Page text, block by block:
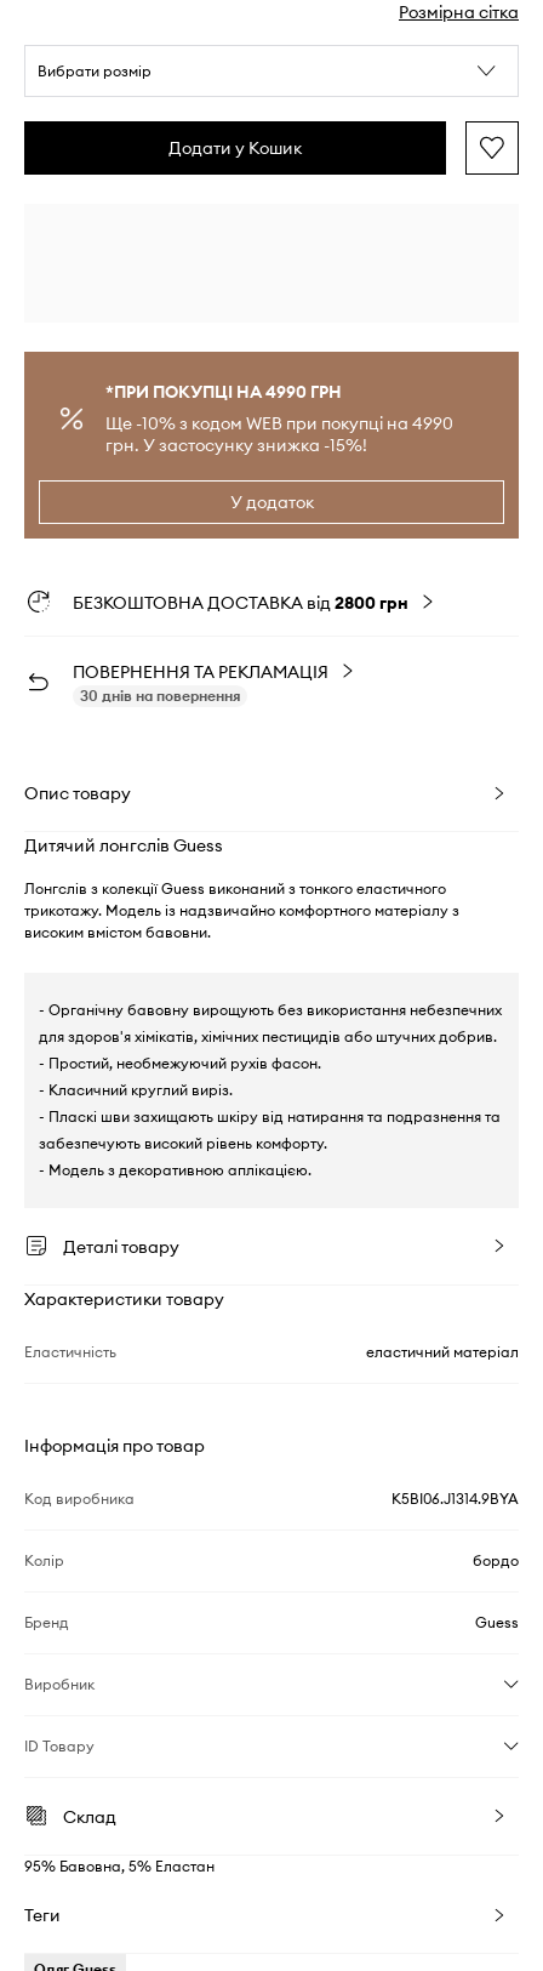
Розмірна сітка
Вибрати розмір
Додати у Кошик
*ПРИ ПОКУПЦІ НА 4990 ГРН
Ще -10% з кодом WEB при покупці на 4990
грн. У застосунку знижка -15%!
У додаток
БЕЗКОШТОВНА ДОСТАВКА від2800 грн
ПОВЕРНЕННЯ ТА РЕКЛАМАЦІЯ
30 днів на повернення
Опис товару
Дитячий лонгслів Guess
Лонгслів з колекції Guess виконаний з тонкого еластичного
трикотажу. Модель із надзвичайно комфортного матеріалу з
високим вмістом бавовни.
- Органічну бавовну вирощують без використання небезпечних
для здоров'я хімікатів, хімічних пестицидів або штучних добрив.
- Простий, необмежуючий рухів фасон.
- Класичний круглий виріз.
- Пласкі шви захищають шкіру від натирання та подразнення та
забезпечують високий рівень комфорту.
- Модель з декоративною аплікацією.
Деталі товару
Характеристики товару
Еластичність еластичний матеріал
Інформація про товар
Код виробника K5BI06.J1314.9BYA
Колір бордо
Бренд Guess
Виробник
ID Товару
Склад
95% Бавовна, 5% Еластан
Теги